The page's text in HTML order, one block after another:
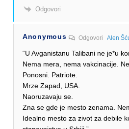
Odgovori
Anonymous OdgovoriAlen
“U Avganistanu Talibani ne je*u
Nema mera, nema vakcinacije.
Ponosni. Patriote.
Mrze Zapad, USA.
Naoruzavaju se.
Zna se gde je mesto zenama.
Idealno mesto za zivot za debile